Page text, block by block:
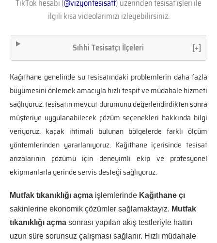
TikTok hesabı (@vizyontesisatt) üzerinden tesisat işleri ile
ilgili kısa videolarımızı izleyebilirsiniz.
Sıhhi Tesisatçı İlçeleri [+]
Kağıthane genelinde su tesisatındaki problemlerin daha fazla
büyümesini önlemek amacıyla hızlı tespit ve müdahale hizmeti
sağlıyoruz. tesisatın mevcut durumunu değerlendirdikten sonra
müşteriye uygulanabilecek çözüm seçenekleri hakkında bilgi
veriyoruz. kaçak ihtimali bulunan bölgelerde farklı ölçüm
yöntemlerinden yararlanıyoruz. Kağıthane içerisinde tesisat
arızalarının çözümü için deneyimli ekip ve profesyonel
ekipmanlarla yerinde servis desteği sağlıyoruz.
Mutfak tıkanıklığı açma işlemlerinde Kağıthane çı
sakinlerine ekonomik çözümler sağlamaktayız. Mutfak
tıkanıklığı açma sonrası yapılan akış testleriyle hattın
uzun süre sorunsuz çalışması sağlanır. Hızlı müdahale